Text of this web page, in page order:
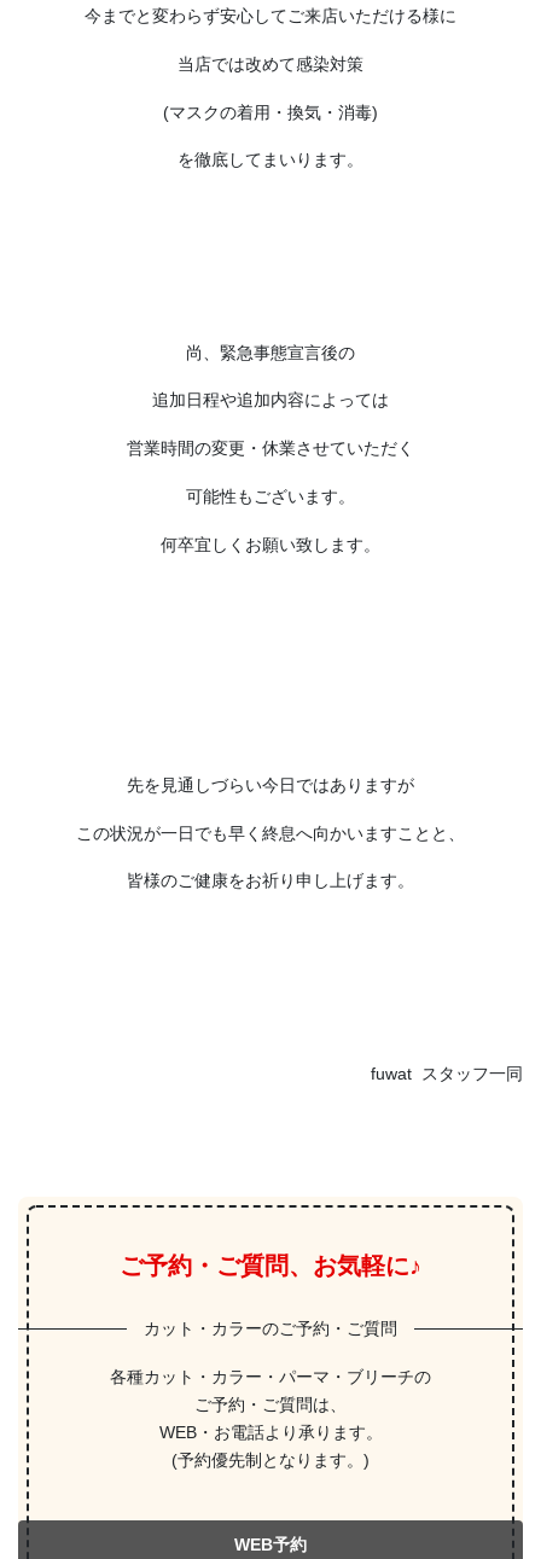
今までと変わらず安心してご来店いただける様に
当店では改めて感染対策
(マスクの着用・換気・消毒)
を徹底してまいります。
尚、緊急事態宣言後の
追加日程や追加内容によっては
営業時間の変更・休業させていただく
可能性もございます。
何卒宜しくお願い致します。
先を見通しづらい今日ではありますが
この状況が一日でも早く終息へ向かいますことと、
皆様のご健康をお祈り申し上げます。
fuwat スタッフ一同
ご予約・ご質問、お気軽に♪
カット・カラーのご予約・ご質問
各種カット・カラー・パーマ・ブリーチの
ご予約・ご質問は、
WEB・お電話より承ります。
(予約優先制となります。)
WEB予約